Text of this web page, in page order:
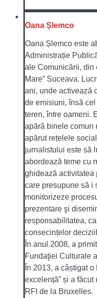
Oana Șlemco
Oana Șlemco este
Administrație
ale Comunicării, din
Mare” Suceava.
ani, unde activează
de emisiuni, însă
teren, între oameni.
apără binele comun
apărut rețelele
jurnalistului este să
abordează teme cu
ghidează activitatea
care presupune să i
monitorizeze
prezentare şi
responsabilitatea,
consecințelor
În anul 2008, a
Fundaţiei Culturale
În 2013, a câștigat
excelență” și a
RFI de la Bruxelles.